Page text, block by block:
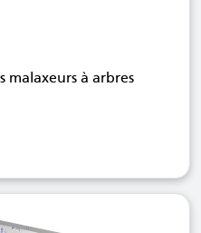
malaxeurs à arbres